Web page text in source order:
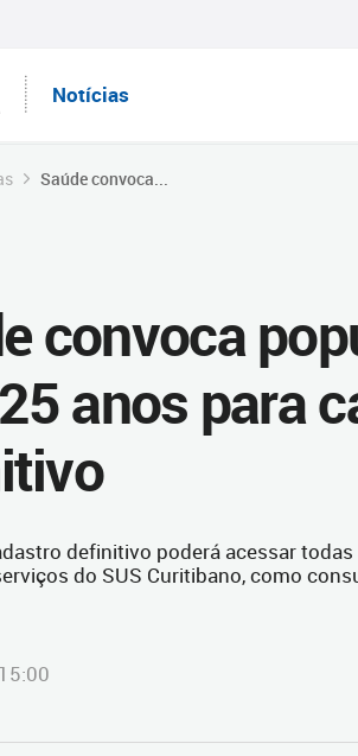
Notícias
Saúde convoca...
convoca
anos para
definitivo poderá acessar
do SUS Curitibano, como